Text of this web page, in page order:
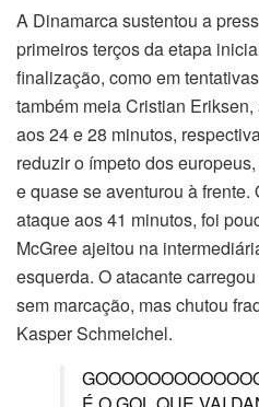
A Dinamarca sustentou a
primeiros terços da etapa
finalização, como em
também meia Cristian
aos 24 e 28 minutos,
reduzir o ímpeto dos
e quase se aventurou à frente.
ataque aos 41 minutos, foi
McGree ajeitou na
esquerda. O atacante
sem marcação, mas chutou
Kasper Schmeichel.